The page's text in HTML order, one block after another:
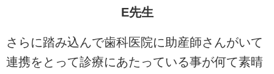
E先生
さらに踏み込んで歯科医院に助産師さんがいて
連携をとって診療にあたっている事が何て素晴